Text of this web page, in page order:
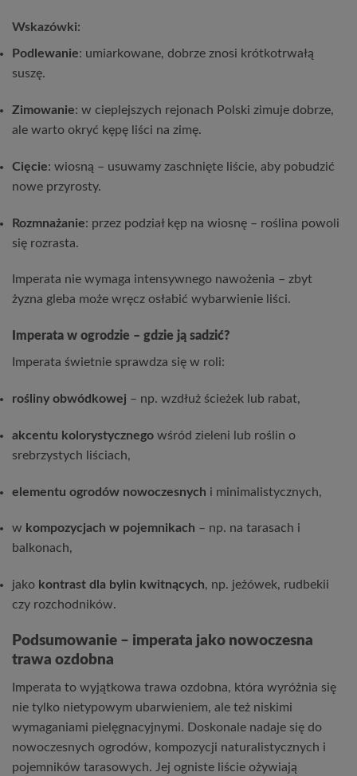
Wskazówki:
Podlewanie: umiarkowane, dobrze znosi krótkotrwałą
suszę.
Zimowanie: w cieplejszych rejonach Polski zimuje dobrze,
ale warto okryć kępę liści na zimę.
Cięcie: wiosną – usuwamy zaschnięte liście, aby pobudzić
nowe przyrosty.
Rozmnażanie: przez podział kęp na wiosnę – roślina powoli
się rozrasta.
Imperata nie wymaga intensywnego nawożenia – zbyt
żyzna gleba może wręcz osłabić wybarwienie liści.
Imperata w ogrodzie – gdzie ją sadzić?
Imperata świetnie sprawdza się w roli:
rośliny obwódkowej – np. wzdłuż ścieżek lub rabat,
akcentu kolorystycznego wśród zieleni lub roślin o
srebrzystych liściach,
elementu ogrodów nowoczesnych i minimalistycznych,
w kompozycjach w pojemnikach – np. na tarasach i
balkonach,
jako kontrast dla bylin kwitnących, np. jeżówek, rudbekii
czy rozchodników.
Podsumowanie – imperata jako nowoczesna
trawa ozdobna
Imperata to wyjątkowa trawa ozdobna, która wyróżnia się
nie tylko nietypowym ubarwieniem, ale też niskimi
wymaganiami pielęgnacyjnymi. Doskonale nadaje się do
nowoczesnych ogrodów, kompozycji naturalistycznych i
pojemników tarasowych. Jej ogniste liście ożywiają